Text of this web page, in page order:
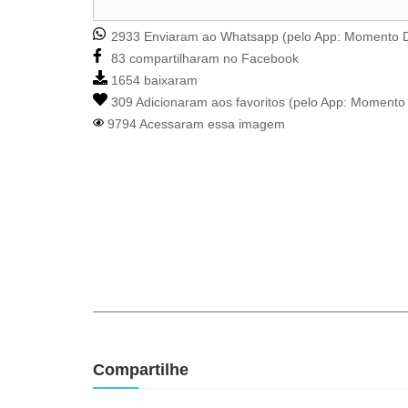
2933 Enviaram ao Whatsapp (pelo App: Momento
83 compartilharam no Facebook
1654 baixaram
309 Adicionaram aos favoritos (pelo App:
9794 Acessaram essa imagem
Compartilhe